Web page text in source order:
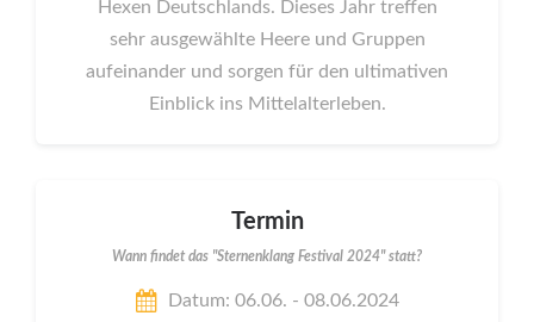
Hexen Deutschlands. Dieses Jahr treffen
sehr ausgewählte Heere und Gruppen
aufeinander und sorgen für den ultimativen
Einblick ins Mittelalterleben.
Termin
Wann findet das "Sternenklang Festival 2024" statt?
Datum: 06.06. - 08.06.2024